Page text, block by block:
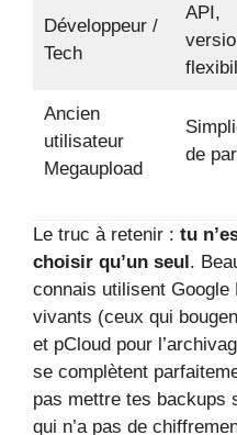
Développeur /
Tech
API,
Ancien
utilisateur
Megaupload
de
Le truc à retenir : tu
choisir qu’un seul .
connais utilisent
vivants (ceux qui
et pCloud pour
se complètent
pas mettre tes backups
qui n’a pas de